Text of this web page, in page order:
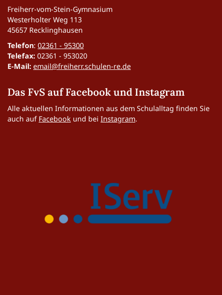
Freiherr-vom-Stein-Gymnasium
Westerholter Weg 113
45657 Recklinghausen
Telefon: 02361 - 95300
Telefax: 02361 - 953020
E-Mail: email@freiherr.schulen-re.de
Das FvS auf Facebook und Instagram
Alle aktuellen Informationen aus dem Schulalltag finden Sie
auch auf Facebook und bei Instagram.